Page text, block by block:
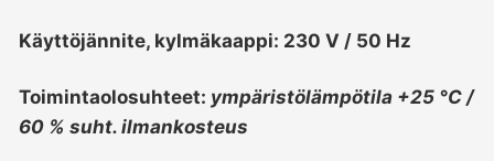
Käyttöjännite, kylmäkaappi: 230 V / 50 Hz
Toimintaolosuhteet: ympäristölämpötila +25 °C /
60 % suht. ilmankosteus